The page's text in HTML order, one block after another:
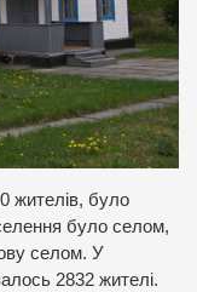
жителів, було
було селом,
селом. У
2832 жителі.